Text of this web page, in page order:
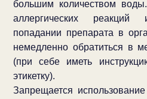
большим количеством
аллергических
попадании препарата в
немедленно обратиться в
(при себе иметь
этикетку).
Запрещается